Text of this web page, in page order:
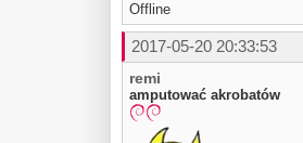
Offline
2017-05-20 20:33:53
remi
amputować akrobatów